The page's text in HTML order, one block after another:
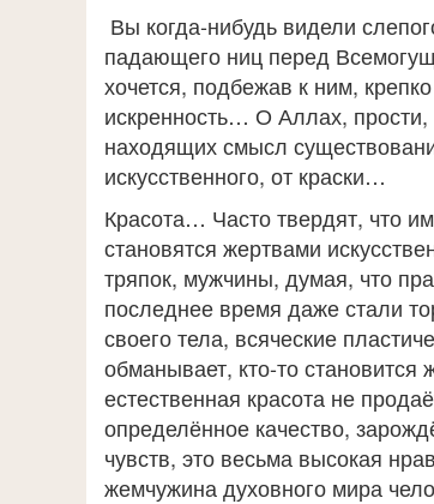
Вы когда-нибудь видели
падающего ниц перед
хочется, подбежав к ним,
искренность… О Аллах,
находящих смысл
искусственного, от краски…
Красота… Часто твердят, что
становятся жертвами
тряпок, мужчины, думая, что
последнее время даже стали
своего тела, всяческие
обманывает, кто-то
естественная красота не
определённое качество,
чувств, это весьма высокая
жемчужина духовного мира